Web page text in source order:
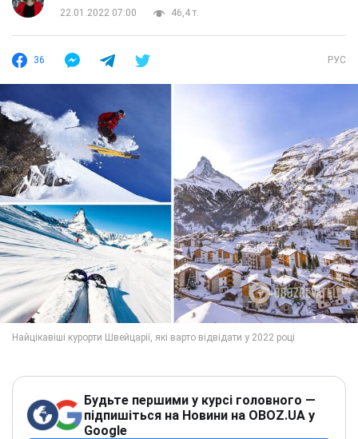
22.01.2022 07:00
46,4 т.
36 РУС
Будьте першими у курсі головного —
підпишіться на Новини на OBOZ.UA у
Google